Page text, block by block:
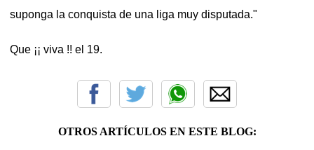
suponga la conquista de una liga muy disputada."
Que ¡¡ viva !! el 19.
OTROS ARTÍCULOS EN ESTE BLOG: